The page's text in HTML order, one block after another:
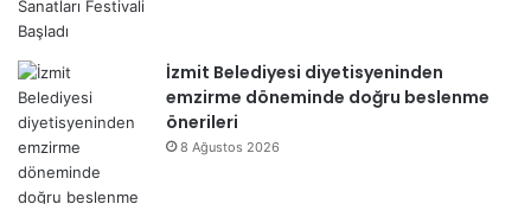
İzmit Belediyesi diyetisyeninden
emzirme döneminde doğru beslenme
önerileri
8 Ağustos 2026